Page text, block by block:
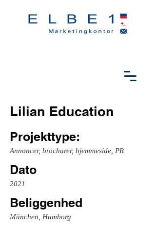
Lilian Education
Projekttype:
Annoncer, brochurer, hjemmeside, PR
Dato
2021
Beliggenhed
München, Hamborg